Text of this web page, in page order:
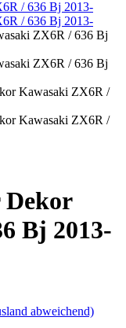
Dekor
Bj 2013-
abweichend)